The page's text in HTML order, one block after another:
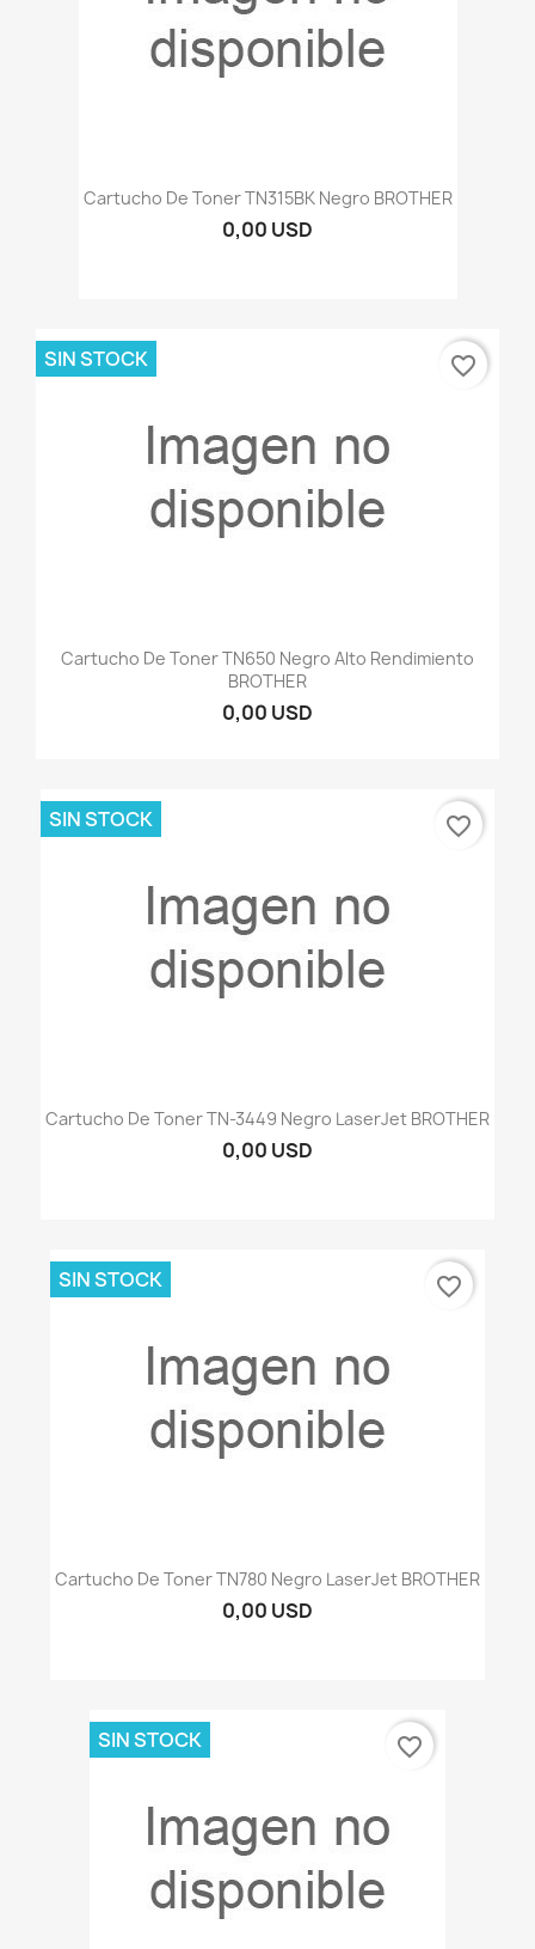
Cartucho De Toner TN315BK Negro BROTHER
0,00 USD
Cartucho De Toner TN650 Negro Alto Rendimiento
BROTHER
0,00 USD
SIN STOCK favorite_border
Cartucho De Toner TN-3449 Negro LaserJet BROTHER
0,00 USD
SIN STOCK favorite_border
Cartucho De Toner TN780 Negro LaserJet BROTHER
0,00 USD
SIN STOCK favorite_border
SIN STOCK favorite_border